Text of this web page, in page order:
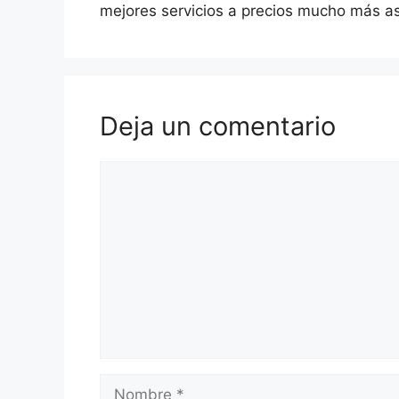
mejores servicios a precios mucho más
Deja un comentario